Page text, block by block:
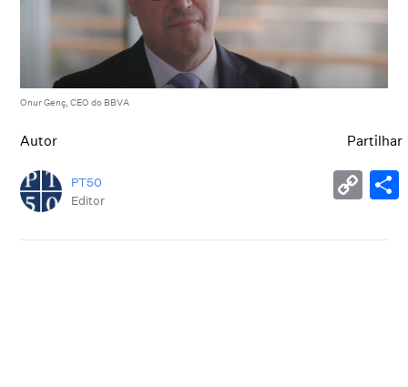
Onur Genç, CEO do BBVA
Autor
PT50
Editor
Partilhar